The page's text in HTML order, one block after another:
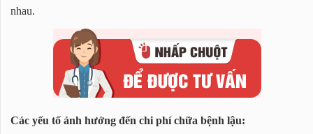
nhau.
Các yếu tố ảnh hưởng đến chi phí chữa bệnh lậu: